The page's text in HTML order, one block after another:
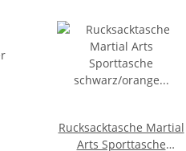
Rucksacktasche Martial
Arts Sporttasche